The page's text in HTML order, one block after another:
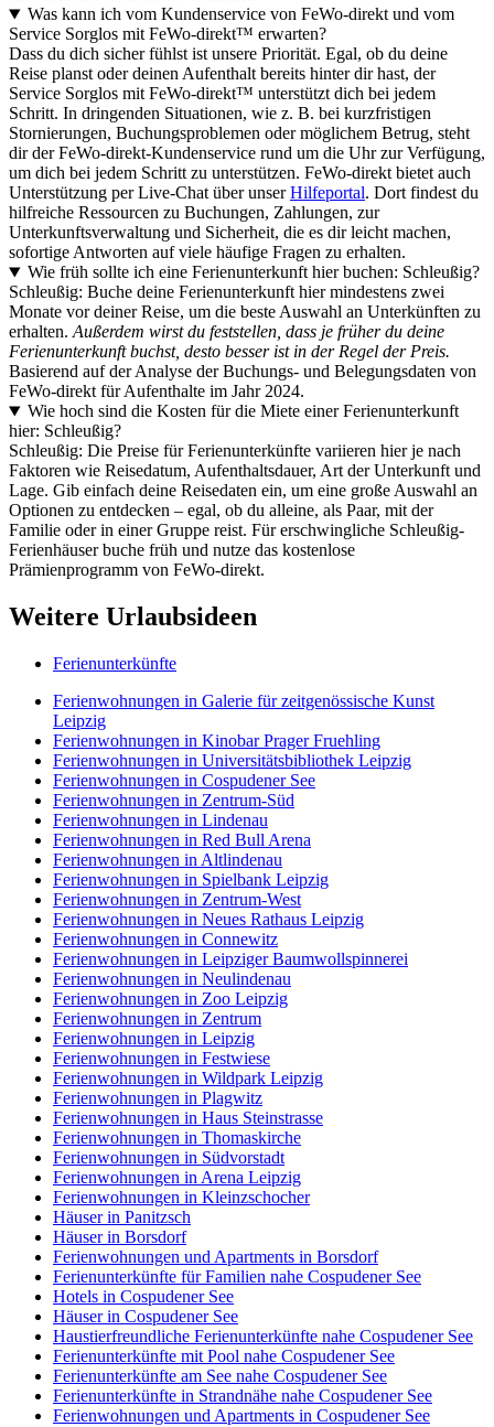
Was kann ich vom Kundenservice von FeWo-direkt und vom
Service Sorglos mit FeWo-direkt™ erwarten?
Dass du dich sicher fühlst ist unsere Priorität. Egal, ob du deine
Reise planst oder deinen Aufenthalt bereits hinter dir hast, der
Service Sorglos mit FeWo-direkt™ unterstützt dich bei jedem
Schritt. In dringenden Situationen, wie z. B. bei kurzfristigen
Stornierungen, Buchungsproblemen oder möglichem Betrug, steht
dir der FeWo-direkt-Kundenservice rund um die Uhr zur Verfügung,
um dich bei jedem Schritt zu unterstützen. FeWo-direkt bietet auch
Unterstützung per Live-Chat über unserHilfeportal. Dort findest du
hilfreiche Ressourcen zu Buchungen, Zahlungen, zur
Unterkunftsverwaltung und Sicherheit, die es dir leicht machen,
sofortige Antworten auf viele häufige Fragen zu erhalten.
Wie früh sollte ich eine Ferienunterkunft hier buchen: Schleußig?
Schleußig: Buche deine Ferienunterkunft hier mindestens zwei
Monate vor deiner Reise, um die beste Auswahl an Unterkünften zu
erhalten. Außerdem wirst du feststellen, dass je früher du deine
Ferienunterkunft buchst, desto besser ist in der Regel der Preis.
Basierend auf der Analyse der Buchungs- und Belegungsdaten von
FeWo-direkt für Aufenthalte im Jahr 2024.
Wie hoch sind die Kosten für die Miete einer Ferienunterkunft
hier: Schleußig?
Schleußig: Die Preise für Ferienunterkünfte variieren hier je nach
Faktoren wie Reisedatum, Aufenthaltsdauer, Art der Unterkunft und
Lage. Gib einfach deine Reisedaten ein, um eine große Auswahl an
Optionen zu entdecken – egal, ob du alleine, als Paar, mit der
Familie oder in einer Gruppe reist. Für erschwingliche Schleußig-
Ferienhäuser buche früh und nutze das kostenlose
Prämienprogramm von FeWo-direkt.
Weitere Urlaubsideen
Ferienunterkünfte
Ferienwohnungen in Galerie für zeitgenössische Kunst
Leipzig
Ferienwohnungen in Kinobar Prager Fruehling
Ferienwohnungen in Universitätsbibliothek Leipzig
Ferienwohnungen in Cospudener See
Ferienwohnungen in Zentrum-Süd
Ferienwohnungen in Lindenau
Ferienwohnungen in Red Bull Arena
Ferienwohnungen in Altlindenau
Ferienwohnungen in Spielbank Leipzig
Ferienwohnungen in Zentrum-West
Ferienwohnungen in Neues Rathaus Leipzig
Ferienwohnungen in Connewitz
Ferienwohnungen in Leipziger Baumwollspinnerei
Ferienwohnungen in Neulindenau
Ferienwohnungen in Zoo Leipzig
Ferienwohnungen in Zentrum
Ferienwohnungen in Leipzig
Ferienwohnungen in Festwiese
Ferienwohnungen in Wildpark Leipzig
Ferienwohnungen in Plagwitz
Ferienwohnungen in Haus Steinstrasse
Ferienwohnungen in Thomaskirche
Ferienwohnungen in Südvorstadt
Ferienwohnungen in Arena Leipzig
Ferienwohnungen in Kleinzschocher
Häuser in Panitzsch
Häuser in Borsdorf
Ferienwohnungen und Apartments in Borsdorf
Ferienunterkünfte für Familien nahe Cospudener See
Hotels in Cospudener See
Häuser in Cospudener See
Haustierfreundliche Ferienunterkünfte nahe Cospudener See
Ferienunterkünfte mit Pool nahe Cospudener See
Ferienunterkünfte am See nahe Cospudener See
Ferienunterkünfte in Strandnähe nahe Cospudener See
Ferienwohnungen und Apartments in Cospudener See